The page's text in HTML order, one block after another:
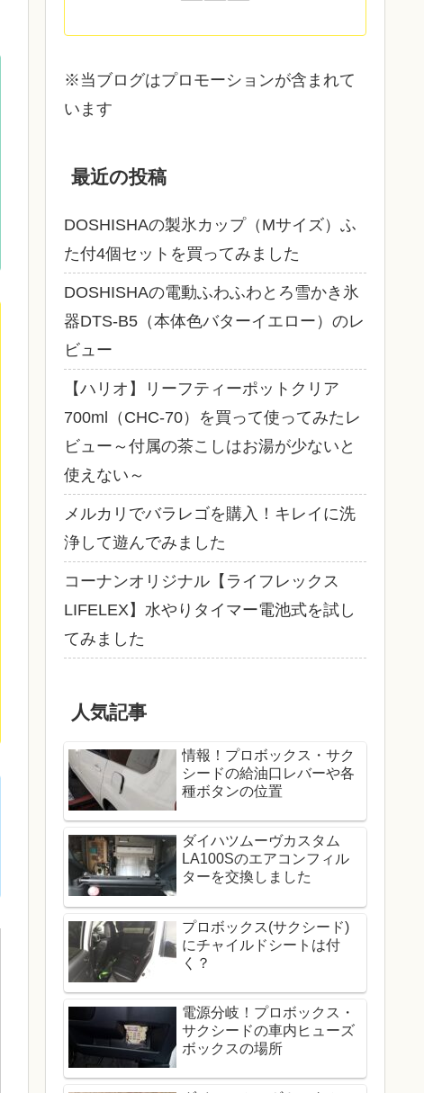
※当ブログはプロモーションが含まれて
います
最近の投稿
DOSHISHAの製氷カップ（Mサイズ）ふ
た付4個セットを買ってみました
DOSHISHAの電動ふわふわとろ雪かき氷
器DTS‐B5（本体色バターイエロー）のレ
ビュー
【ハリオ】リーフティーポットクリア
700ml（CHC-70）を買って使ってみたレ
ビュー～付属の茶こしはお湯が少ないと
使えない～
メルカリでバラレゴを購入！キレイに洗
浄して遊んでみました
コーナンオリジナル【ライフレックス
LIFELEX】水やりタイマー電池式を試し
てみました
人気記事
情報！プロボックス・サク
シードの給油口レバーや各
種ボタンの位置
ダイハツムーヴカスタム
LA100Sのエアコンフィル
ターを交換しました
プロボックス(サクシード)
にチャイルドシートは付
く？
電源分岐！プロボックス・
サクシードの車内ヒューズ
ボックスの場所